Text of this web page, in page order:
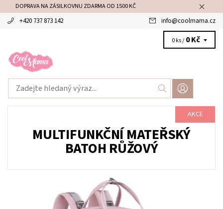
DOPRAVA NA ZÁSILKOVNU ZDARMA OD 1500 KČ
+420 737 873 142 info@coolmama.cz
0 ks / 0 Kč
AKCE
MULTIFUNKČNÍ MATEŘSKÝ
BATOH RŮŽOVÝ